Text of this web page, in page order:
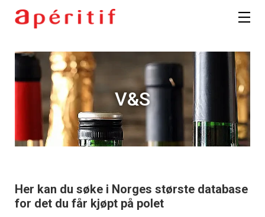
V&S
Her kan du søke i Norges største database
for det du får kjøpt på polet